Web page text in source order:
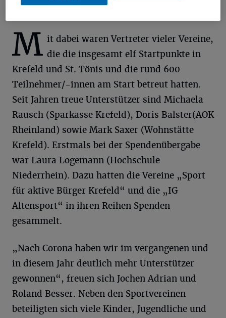
M it dabei waren Vertreter vieler Vereine,
die die insgesamt elf Startpunkte in
Krefeld und St. Tönis und die rund 600
Teilnehmer/-innen am Start betreut hatten.
Seit Jahren treue Unterstützer sind Michaela
Rausch (Sparkasse Krefeld), Doris Balster(AOK
Rheinland) sowie Mark Saxer (Wohnstätte
Krefeld). Erstmals bei der Spendenübergabe
war Laura Logemann (Hochschule
Niederrhein). Dazu hatten die Vereine „Sport
für aktive Bürger Krefeld“ und die „IG
Altensport“ in ihren Reihen Spenden
gesammelt.
„Nach Corona haben wir im vergangenen und
in diesem Jahr deutlich mehr Unterstützer
gewonnen“, freuen sich Jochen Adrian und
Roland Besser. Neben den Sportvereinen
beteiligten sich viele Kinder, Jugendliche und